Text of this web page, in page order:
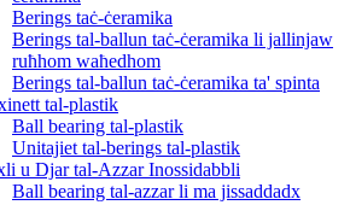
Berings taċ-ċeramika
Berings tal-ballun taċ-ċeramika li jallinjaw
ruħhom waħedhom
Berings tal-ballun taċ-ċeramika ta' spinta
tal-plastik
Ball bearing tal-plastik
Unitajiet tal-berings tal-plastik
u Djar tal-Azzar Inossidabbli
Ball bearing tal-azzar li ma jissaddadx